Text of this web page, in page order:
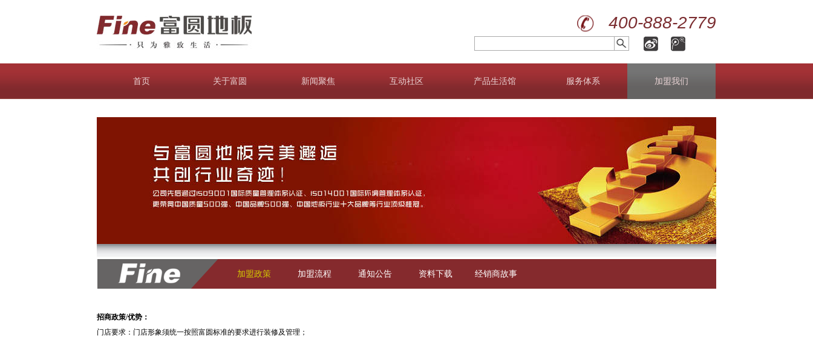
400-888-2779
首页 关于富圆 新闻聚焦 互动社区 产品生活馆 服务体系 加盟我们
加盟政策 加盟流程 通知公告 资料下载 经销商故事
招商政策/优势：
门店要求：门店形象须统一按照富圆标准的要求进行装修及管理；